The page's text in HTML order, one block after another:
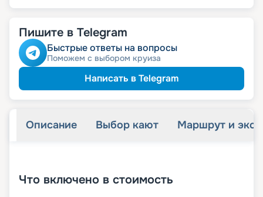
-10% от 49 411 ₽/ турист
Скидка сотрудникам силовыхведомств
Скидкаветеранам
Скидка многодетнымсемьям
пенсионерам
Пишите в Telegram
Быстрые ответы на вопросы
Поможем с выбором круиза
Написать в Telegram
Описание Выбор кают Маршрут и
Что включено в стоимость